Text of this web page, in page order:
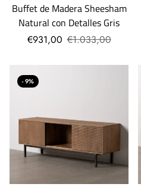
Buffet de Madera Sheesham
Natural con Detalles Gris
€931,00 €1.033,00
- 9%